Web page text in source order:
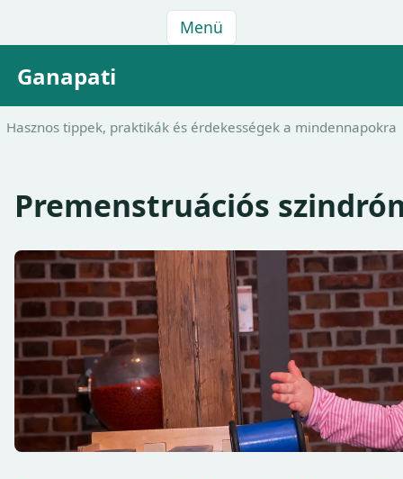
Menü
Ganapati
Hasznos tippek, praktikák és érdekességek a mindennapokra
Premenstruációs